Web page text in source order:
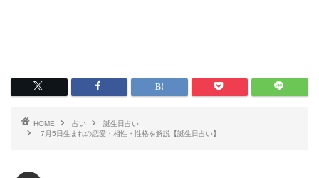
HOME 占い
誕生日占い
7月5日生まれの恋愛・相性・性格を解説【誕生日占い】